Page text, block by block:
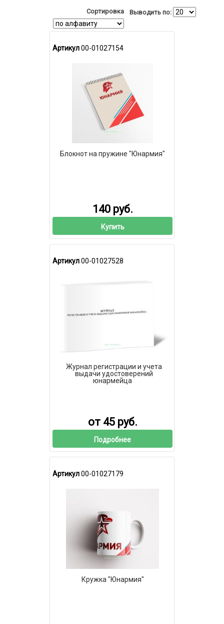
Сортировка Выводить по:
Артикул00-01027154
Блокнот на пружине "Юнармия"
140 руб.
Купить
Артикул00-01027528
Журнал регистрации и учета
выдачи удостоверений
юнармейца
от 45 руб.
Подробнее
Артикул00-01027179
Кружка "Юнармия"